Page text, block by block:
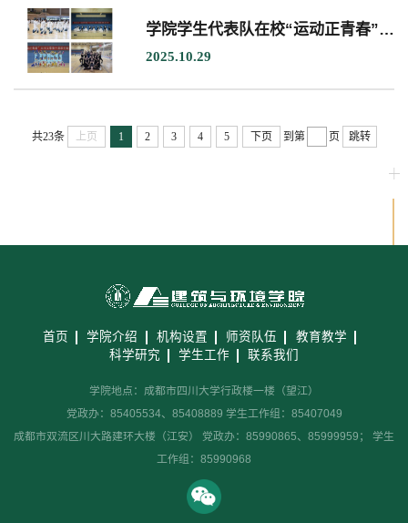
学生活动 创业就业
常用办公电话 办事流程 材料下载
学院学生代表队在校“运动正青春”系列比赛中荣获多项荣誉
2025.10.29
共23条 上页 1 2 3 4 5 下页 到第 页 跳转
首页 学院介绍 机构设置 师资队伍
教育教学
科学研究
学生工作 联系我们
学院地点：成都市四川大学行政楼一楼（望江）
党政办：85405534、85408889 学生工作组：85407049
成都市双流区川大路建环大楼（江安） 党政办：85990865、85999959； 学生
工作组：85990968